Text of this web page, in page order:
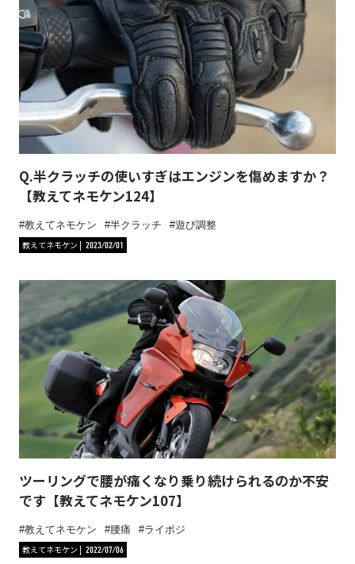
Q.半クラッチの使いすぎはエンジンを傷めますか？
【教えてネモケン124】
教えてネモケン 半クラッチ
遊び調整
教えてネモケン
2023/02/01
ツーリングで腰が痛くなり乗り続けられるのか不安
です【教えてネモケン107】
教えてネモケン 腰痛
ライポジ
教えてネモケン
2022/07/06